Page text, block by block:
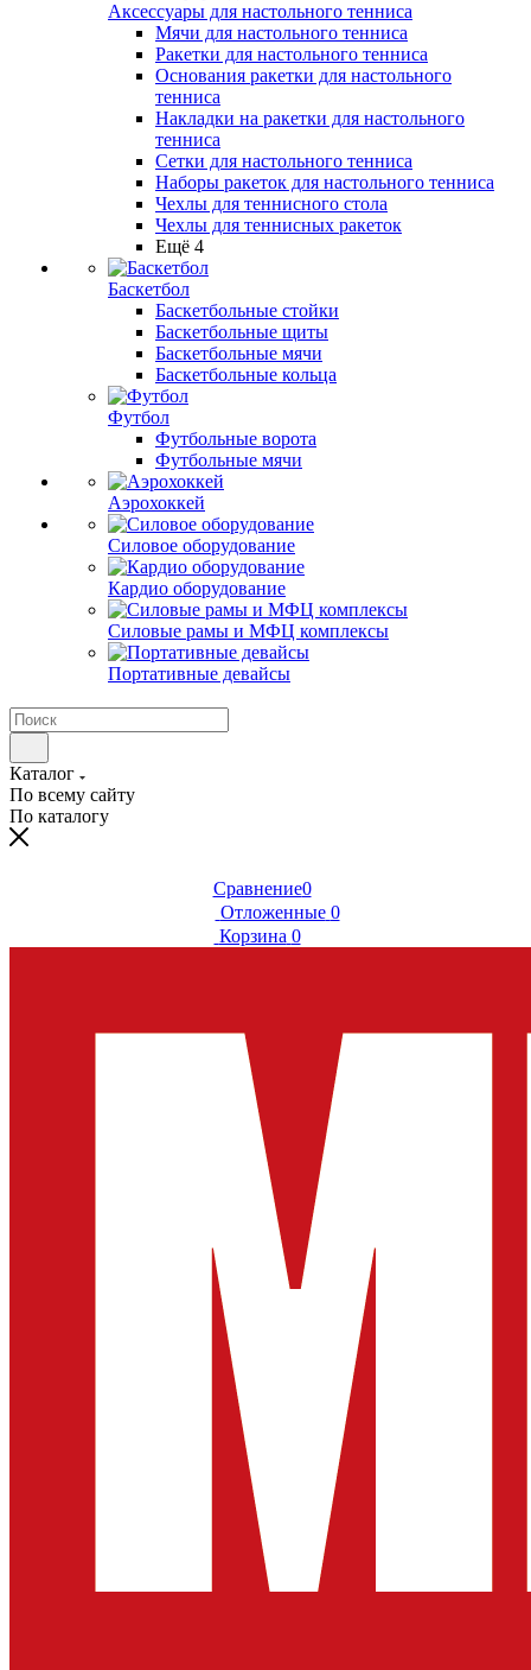
Аксессуары для настольного тенниса
Мячи для настольного тенниса
Ракетки для настольного тенниса
Основания ракетки для настольного
тенниса
Накладки на ракетки для настольного
тенниса
Сетки для настольного тенниса
Наборы ракеток для настольного тенниса
Чехлы для теннисного стола
Чехлы для теннисных ракеток
Ещё 4
Баскетбол
Баскетбольные стойки
Баскетбольные щиты
Баскетбольные мячи
Баскетбольные кольца
Футбол
Футбольные ворота
Футбольные мячи
Аэрохоккей
Силовое оборудование
Кардио оборудование
Силовые рамы и МФЦ комплексы
Портативные девайсы
Каталог
По всему сайту
По каталогу
Сравнение0
Отложенные 0
Корзина 0